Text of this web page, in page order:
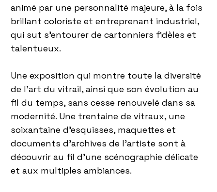
animé par une personnalité majeure, à la fois
brillant coloriste et entreprenant industriel,
qui sut s’entourer de cartonniers fidèles et
talentueux.
Une exposition qui montre toute la diversité
de l’art du vitrail, ainsi que son évolution au
fil du temps, sans cesse renouvelé dans sa
modernité. Une trentaine de vitraux, une
soixantaine d’esquisses, maquettes et
documents d’archives de l’artiste sont à
découvrir au fil d’une scénographie délicate
et aux multiples ambiances.